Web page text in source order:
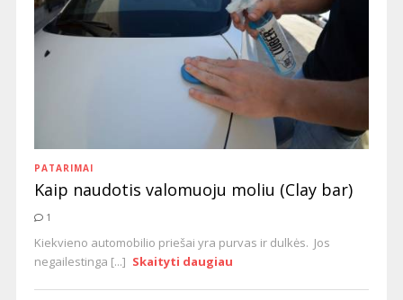
PATARIMAI
Kaip naudotis valomuoju moliu (Clay bar)
1
Kiekvieno automobilio priešai yra purvas ir dulkės. Jos
negailestinga [...] Skaityti daugiau